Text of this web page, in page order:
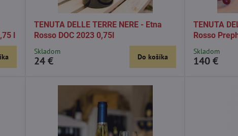
l
TENUTA DELLE TERRE NERE - Etna
Rosso DOC 2023 0,75l
Skladom
24 € Do košíka
TENUTA
Rosso
Skladom
140 €